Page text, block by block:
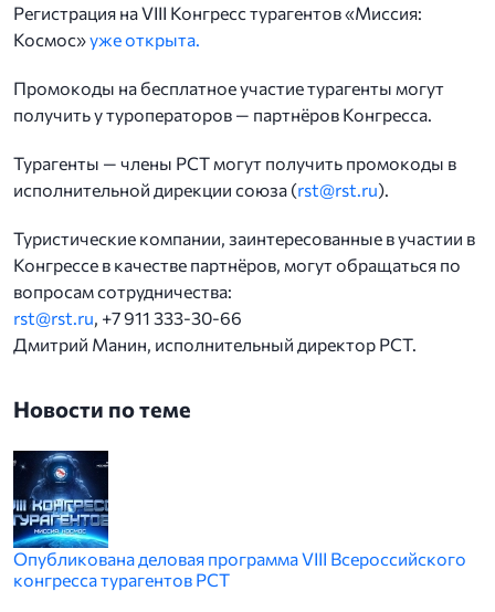
Регистрация на VIII Конгресс турагентов «Миссия:
Космос»уже открыта.
Промокоды на бесплатное участие турагенты могут
получить у туроператоров — партнёров Конгресса.
Турагенты — члены РСТ могут получить промокоды в
исполнительной дирекции союза (rst@rst.ru).
Туристические компании, заинтересованные в участии в
Конгрессе в качестве партнёров, могут обращаться по
вопросам сотрудничества:
rst@rst.ru , +7 911 333-30-66
Дмитрий Манин, исполнительный директор РСТ.
Новости по теме
Опубликована деловая программа VIII Всероссийского
конгресса турагентов РСТ